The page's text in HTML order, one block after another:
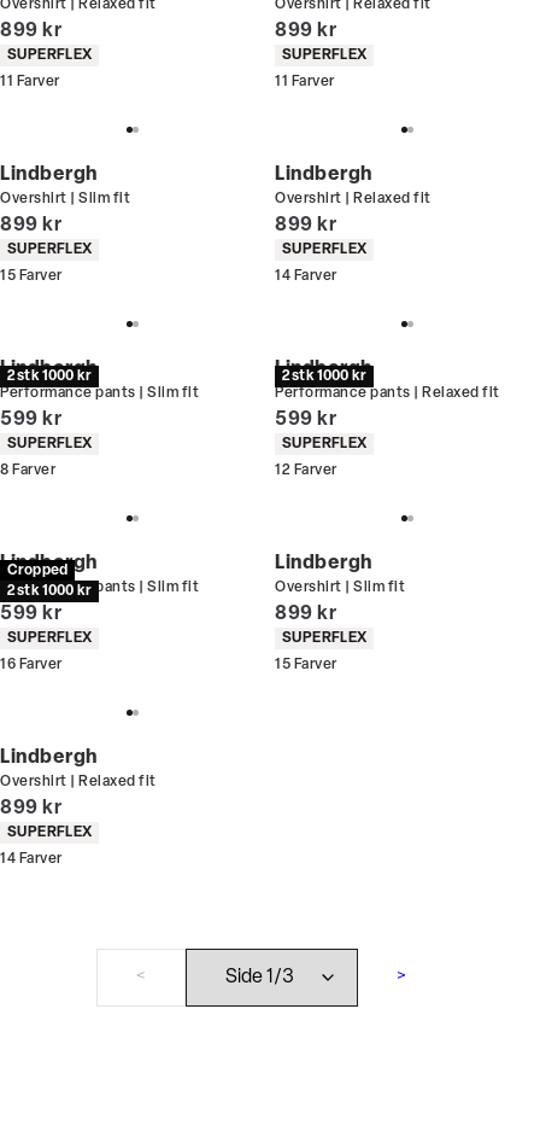
Overshirt | Relaxed fit
I alt (inkl. rabat)
899 kr
Produkt egenskaber
SUPERFLEX
11 Farver
Overshirt | Relaxed fit
I alt (inkl. rabat)
899 kr
Produkt egenskaber
SUPERFLEX
11 Farver
Lindbergh
Overshirt | Slim fit
I alt (inkl. rabat)
899 kr
Produkt egenskaber
SUPERFLEX
15 Farver
Lindbergh
Overshirt | Relaxed fit
I alt (inkl. rabat)
899 kr
Produkt egenskaber
SUPERFLEX
14 Farver
2 stk 1000 kr
Lindbergh
Performance pants | Slim fit
I alt (inkl. rabat)
599 kr
Produkt egenskaber
SUPERFLEX
8 Farver
2 stk 1000 kr
Lindbergh
Performance pants | Relaxed fit
I alt (inkl. rabat)
599 kr
Produkt egenskaber
SUPERFLEX
12 Farver
Cropped
2 stk 1000 kr
Lindbergh
Performance pants | Slim fit
I alt (inkl. rabat)
599 kr
Produkt egenskaber
SUPERFLEX
16 Farver
Lindbergh
Overshirt | Slim fit
I alt (inkl. rabat)
899 kr
Produkt egenskaber
SUPERFLEX
15 Farver
Lindbergh
Overshirt | Relaxed fit
I alt (inkl. rabat)
899 kr
Produkt egenskaber
SUPERFLEX
14 Farver